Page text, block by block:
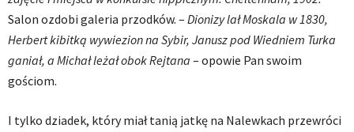
Salon ozdobi galeria przodków. – Dionizy lał Moskala w 1830,
Herbert kibitką wywiezion na Sybir, Janusz pod Wiedniem Turka
ganiał, a Michał leżał obok Rejtana – opowie Pan swoim
gościom.
I tylko dziadek, który miał tanią jatkę na Nalewkach przewróci